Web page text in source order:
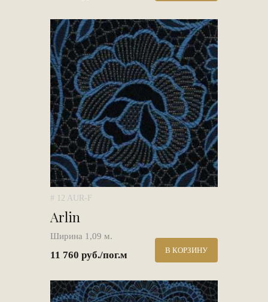
# 12 AUR-F
Arlin
Ширина 1,09 м.
11 760 руб./пог.м В КОРЗИНУ